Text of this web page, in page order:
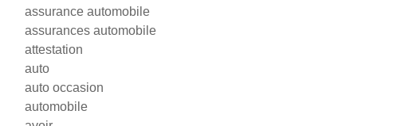
assurance automobile
assurances automobile
attestation
auto
auto occasion
automobile